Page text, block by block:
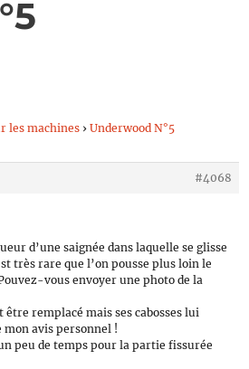
les machines › Underwood N°5
#4068
d’une saignée dans laquelle se glisse
très rare que l’on pousse plus loin le
vous envoyer une photo de la
remplacé mais ses cabosses lui
mon avis personnel !
peu de temps pour la partie fissurée